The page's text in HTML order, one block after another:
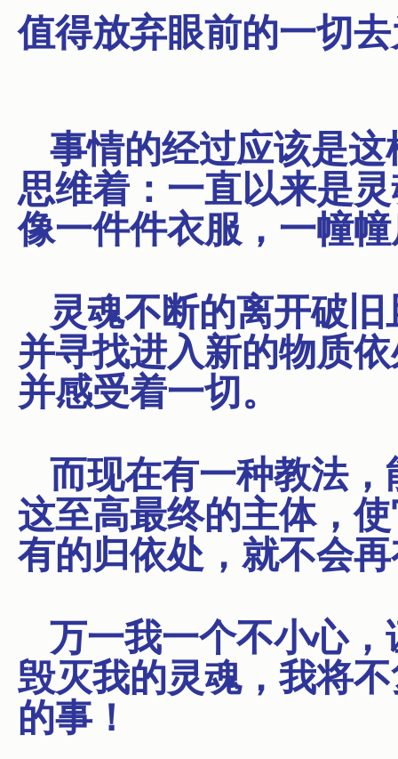
值得放弃眼前的一切
事情的经过应该是
思维着：一直以来是
像一件件衣服，一幢
灵魂不断的离开破
并寻找进入新的物质
并感受着一切。
而现在有一种教法
这至高最终的主体，
有的归依处，就不会
万一我一个不小心
毁灭我的灵魂，我将
的事！